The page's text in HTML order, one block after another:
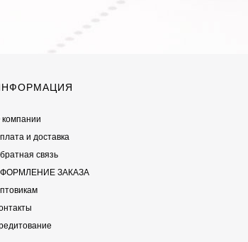
и доставка
связь
ЗАКАЗА